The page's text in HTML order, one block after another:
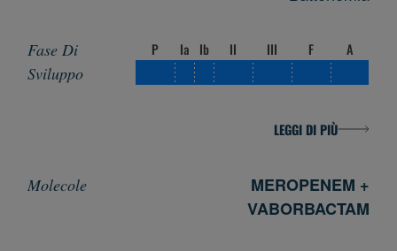
P Ia Ib II III F A
LEGGI DI PIÙ
MEROPENEM +
VABORBACTAM